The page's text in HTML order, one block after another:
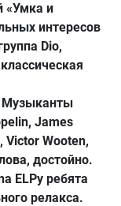
«Умка и
интересов
Dio,
Музыканты
James
Victor Wooten,
достойно.
ELPy ребята
релакса.